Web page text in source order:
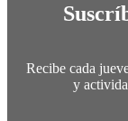
Recibe cada
y